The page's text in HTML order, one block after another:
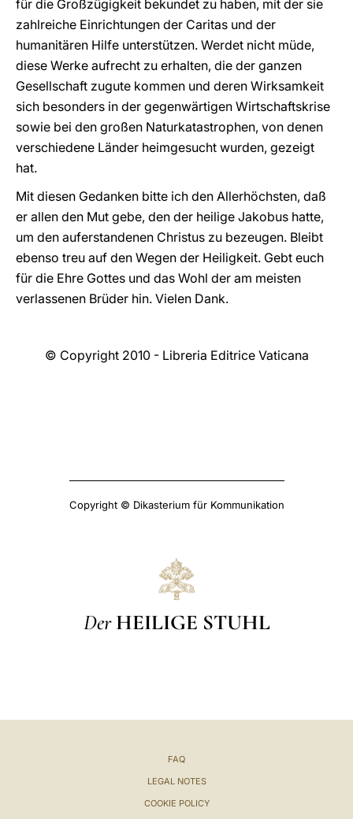
für die Großzügigkeit bekundet zu haben, mit der sie
zahlreiche Einrichtungen der Caritas und der
humanitären Hilfe unterstützen. Werdet nicht müde,
diese Werke aufrecht zu erhalten, die der ganzen
Gesellschaft zugute kommen und deren Wirksamkeit
sich besonders in der gegenwärtigen Wirtschaftskrise
sowie bei den großen Naturkatastrophen, von denen
verschiedene Länder heimgesucht wurden, gezeigt
hat.
Mit diesen Gedanken bitte ich den Allerhöchsten, daß
er allen den Mut gebe, den der heilige Jakobus hatte,
um den auferstandenen Christus zu bezeugen. Bleibt
ebenso treu auf den Wegen der Heiligkeit. Gebt euch
für die Ehre Gottes und das Wohl der am meisten
verlassenen Brüder hin. Vielen Dank.
© Copyright 2010 - Libreria Editrice Vaticana
Copyright © Dikasterium für Kommunikation
Der HEILIGE STUHL
FAQ
LEGAL NOTES
COOKIE POLICY